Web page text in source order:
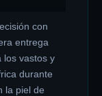
con
entrega
los vastos y
durante
la piel de